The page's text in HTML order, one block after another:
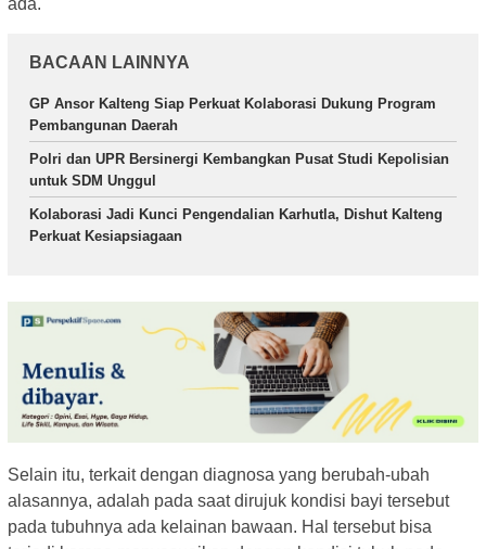
ada.
BACAAN LAINNYA
GP Ansor Kalteng Siap Perkuat Kolaborasi Dukung Program
Pembangunan Daerah
Polri dan UPR Bersinergi Kembangkan Pusat Studi Kepolisian
untuk SDM Unggul
Kolaborasi Jadi Kunci Pengendalian Karhutla, Dishut Kalteng
Perkuat Kesiapsiagaan
Selain itu, terkait dengan diagnosa yang berubah-ubah
alasannya, adalah pada saat dirujuk kondisi bayi tersebut
pada tubuhnya ada kelainan bawaan. Hal tersebut bisa